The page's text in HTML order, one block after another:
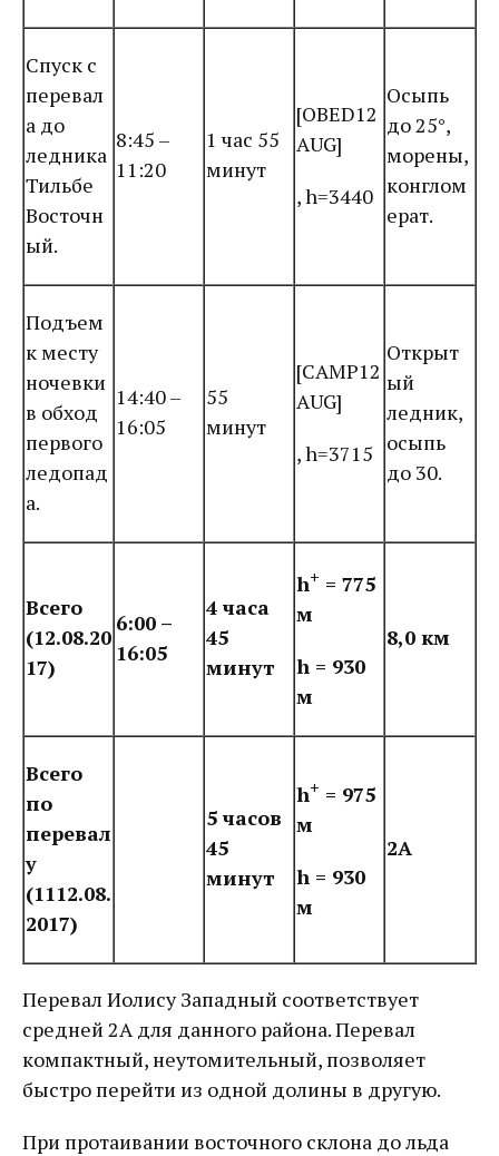
Спуск с
перевал
а до
ледника
Тильбе
Восточн
ый.
8:45 –
11:20
1 час 55
минут
[OBED12
AUG]
, h=3440
Осыпь
до 25°,
морены,
конглом
ерат.
Подъем
к месту
ночевки
в обход
первого
ледопад
а.
14:40 –
16:05
55
минут
[CAMP12
AUG]
, h=3715
Открыт
ый
ледник,
осыпь
до 30.
Всего
(12.08.20
17)
6:00 –
16:05
4 часа
45
минут
h+ = 775
м
h = 930
м
8,0 км
Всего
по
перевал
у
(1112.08.
2017)
5 часов
45
минут
h+ = 975
м
h = 930
м
2А
Перевал Иолису Западный соответствует
средней 2А для данного района. Перевал
компактный, неутомительный, позволяет
быстро перейти из одной долины в другую.
При протаивании восточного склона до льда